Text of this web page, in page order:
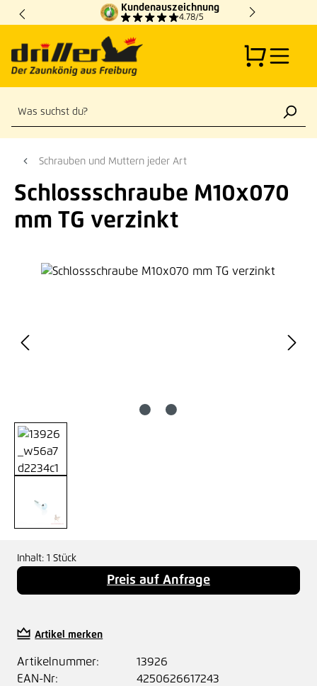
Zum Hauptinhalt springen
Kundenauszeichnung
4.78/5
Schrauben und Muttern jeder Art
Schlossschraube M10x070
mm TG verzinkt
Bildergalerie überspringen
Inhalt: 1 Stück
Preis auf Anfrage
Artikel merken
Artikelnummer:
13926
EAN-Nr:
4250626617243